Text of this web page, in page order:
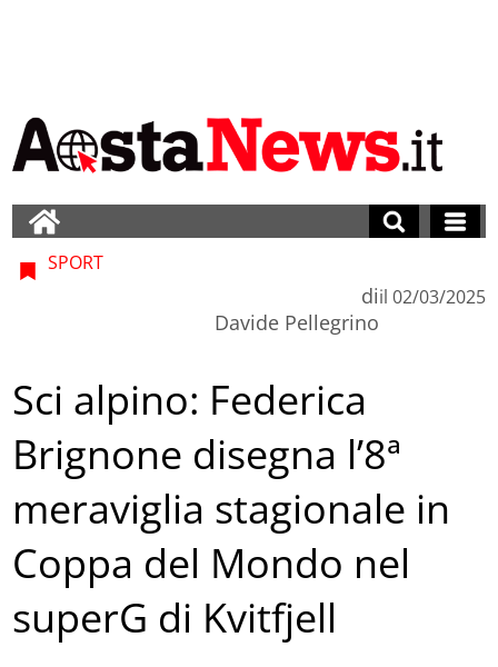
SPORT
di
Davide Pellegrino
il 02/03/2025
Sci alpino: Federica
Brignone disegna l’8ª
meraviglia stagionale in
Coppa del Mondo nel
superG di Kvitfjell